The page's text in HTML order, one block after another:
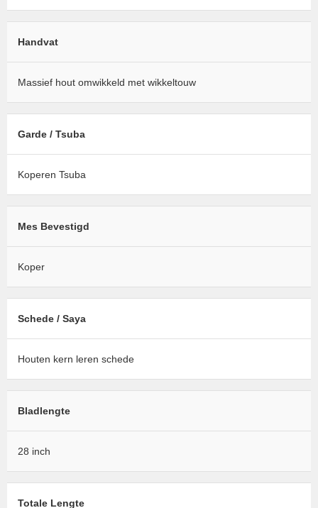
Handvat
Massief hout omwikkeld met wikkeltouw
Garde / Tsuba
Koperen Tsuba
Mes Bevestigd
Koper
Schede / Saya
Houten kern leren schede
Bladlengte
28 inch
Totale Lengte